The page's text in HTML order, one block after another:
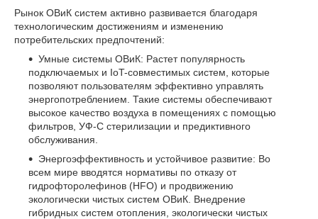
Рынок ОВиК систем активно развивается благодаря
технологическим достижениям и изменению
потребительских предпочтений:
Умные системы ОВиК: Растет популярность
подключаемых и IoT-совместимых систем, которые
позволяют пользователям эффективно управлять
энергопотреблением. Такие системы обеспечивают
высокое качество воздуха в помещениях с помощью
фильтров, УФ-C стерилизации и предиктивного
обслуживания.
Энергоэффективность и устойчивое развитие: Во
всем мире вводятся нормативы по отказу от
гидрофторолефинов (HFO) и продвижению
экологически чистых систем ОВиК. Внедрение
гибридных систем отопления, экологически чистых